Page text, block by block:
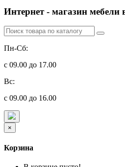
Интернет - магазин мебели
Пн-Сб:
с 09.00 до 17.00
Вс:
с 09.00 до 16.00
×
Корзина